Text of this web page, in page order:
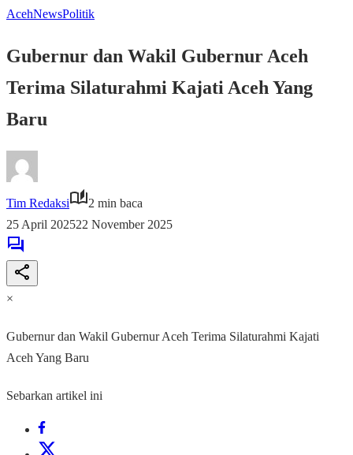
AcehNewsPolitik
Gubernur dan Wakil Gubernur Aceh
Terima Silaturahmi Kajati Aceh Yang
Baru
Tim Redaksi
2 min baca
25 April 202522 November 2025
×
Gubernur dan Wakil Gubernur Aceh Terima Silaturahmi Kajati
Aceh Yang Baru
Sebarkan artikel ini